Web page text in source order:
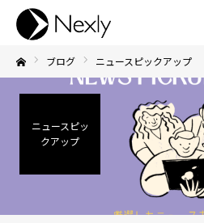
ブログ ニュースピックアップ
ニュースピッ
クアップ